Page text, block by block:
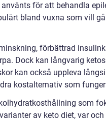
för att behandla
bland vuxna som vill
förbättrad
Dock kan långvarig
kan också uppleva
kostalternativ som
som
av keto diet, var